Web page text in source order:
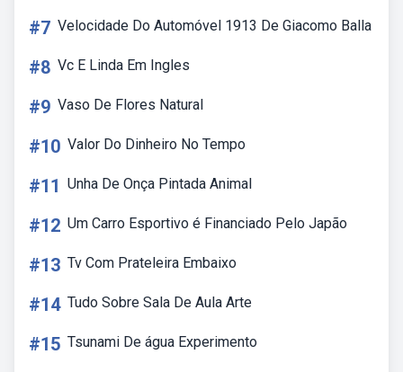
#7 Velocidade Do Automóvel 1913 De Giacomo Balla
#8 Vc E Linda Em Ingles
#9 Vaso De Flores Natural
#10 Valor Do Dinheiro No Tempo
#11 Unha De Onça Pintada Animal
#12 Um Carro Esportivo é Financiado Pelo Japão
#13 Tv Com Prateleira Embaixo
#14 Tudo Sobre Sala De Aula Arte
#15 Tsunami De água Experimento